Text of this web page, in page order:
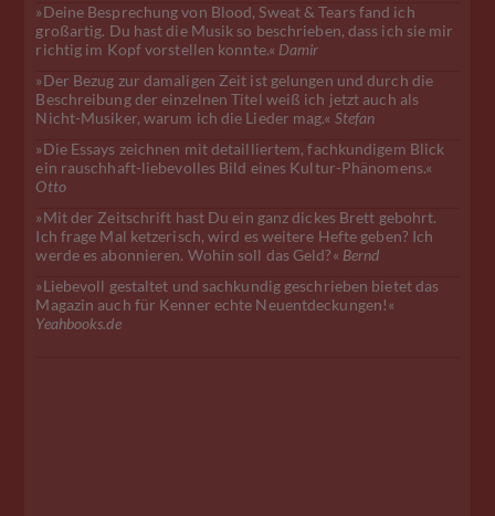
»Deine Besprechung von Blood, Sweat & Tears fand ich
großartig. Du hast die Musik so beschrieben, dass ich sie mir
richtig im Kopf vorstellen konnte.« Damir
»Der Bezug zur damaligen Zeit ist gelungen und durch die
Beschreibung der einzelnen Titel weiß ich jetzt auch als
Nicht-Musiker, warum ich die Lieder mag.« Stefan
»Die Essays zeichnen mit detailliertem, fachkundigem Blick
ein rauschhaft-liebevolles Bild eines Kultur-Phänomens.«
Otto
»Mit der Zeitschrift hast Du ein ganz dickes Brett gebohrt.
Ich frage Mal ketzerisch, wird es weitere Hefte geben? Ich
werde es abonnieren. Wohin soll das Geld?« Bernd
»Liebevoll gestaltet und sachkundig geschrieben bietet das
Magazin auch für Kenner echte Neuentdeckungen!«
Yeahbooks.de